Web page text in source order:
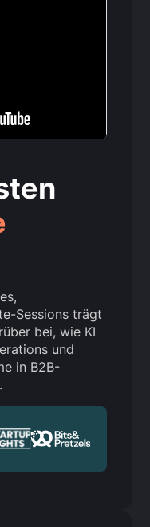
Sessions trägt
bei, wie KI
und
in B2B-